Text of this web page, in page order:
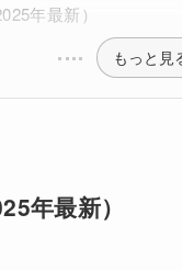
年最新）
もっと見
年最新）